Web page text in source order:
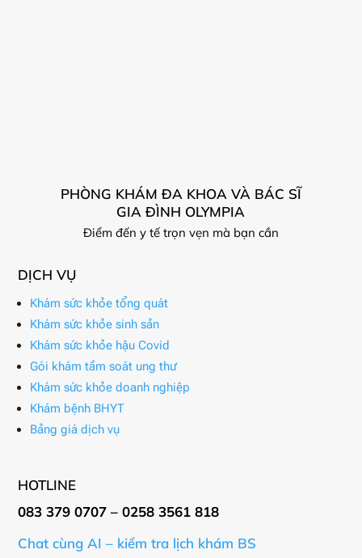
PHÒNG KHÁM ĐA KHOA VÀ BÁC SĨ
GIA ĐÌNH OLYMPIA
Điểm đến y tế trọn vẹn mà bạn cần
DỊCH VỤ
Khám sức khỏe tổng quát
Khám sức khỏe sinh sản
Khám sức khỏe hậu Covid
Gói khám tầm soát ung thư
Khám sức khỏe doanh nghiệp
Khám bệnh BHYT
Bảng giá dịch vụ
HOTLINE
083 379 0707 – 0258 3561 818
Chat cùng AI – kiểm tra lịch khám BS